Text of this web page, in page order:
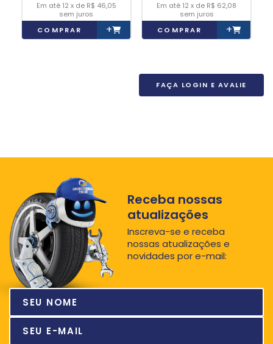
12 x de R$ 46,05
sem juros
COMPRAR
+
12 x de R$ 62,08
sem juros
COMPRAR
+
FAÇA LOGIN E AVALIE
Receba nossas
atualizações
Inscreva-se e receba
nossas atualizações e
novidades por e-mail: